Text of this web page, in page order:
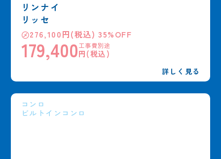
リンナイ
リッセ
㋱276,100円(税込) 35%OFF
179,400工事費別途
円(税込)
詳しく見る
コンロ
ビルトインコンロ